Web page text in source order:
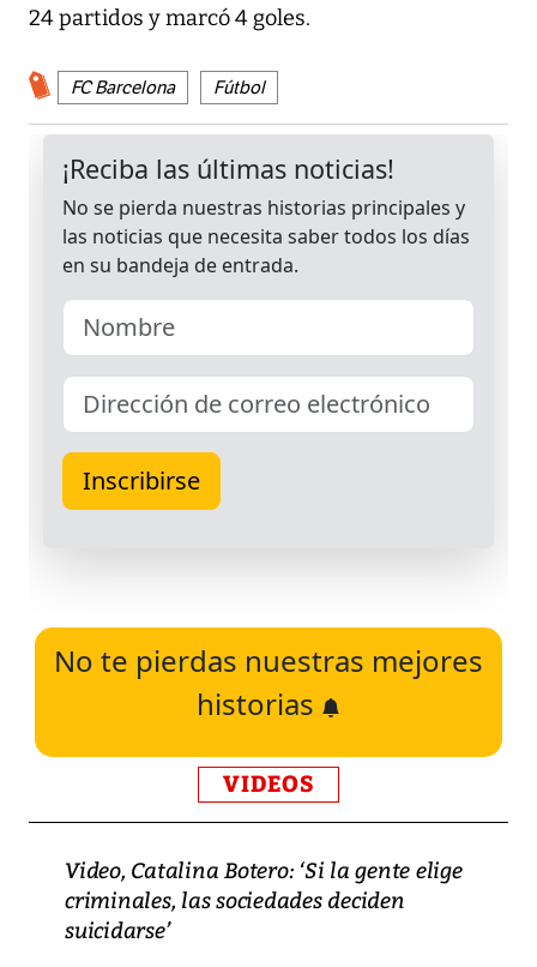
24 partidos y marcó 4 goles.
FC Barcelona Fútbol
No te pierdas nuestras mejores
historias
VIDEOS
Video, Catalina Botero: ‘Si la gente elige
criminales, las sociedades deciden
suicidarse’